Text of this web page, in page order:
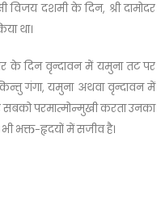
विजय दशमी के दिन, श्री दामोदर
था।
के दिन वृन्दावन में यमुना तट पर
गंगा, यमुना अथवा वृन्दावन में
परमात्मोन्मुखी करता उनका
भक्त-हृदयों में सजीव है।